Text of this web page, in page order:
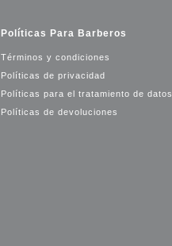
Políticas Para Barberos
Términos y condiciones
Políticas de privacidad
Políticas para el tratamiento de datos
Políticas de devoluciones